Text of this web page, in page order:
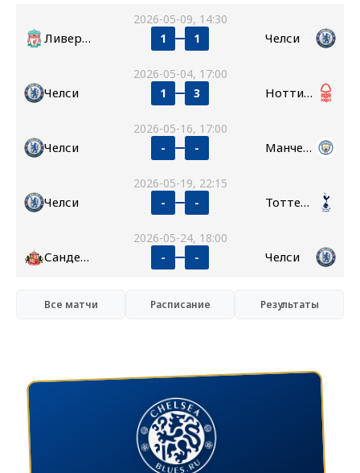
2026-05-09, 14:30
Ливерпуль 1 1 Челси
2026-05-04, 17:00
Челси 1 3 Ноттингем Форест
2026-05-16, 17:00
Челси - - Манчестер Сити
2026-05-19, 22:15
Челси - - Тоттенхэм
2026-05-24, 18:00
Сандерленд - - Челси
Все матчи Расписание Результаты